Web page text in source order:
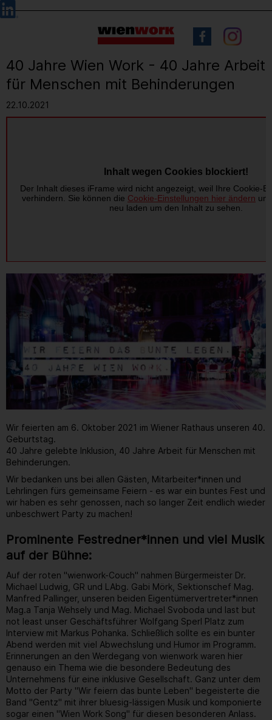
Barrierefreie
Bedienung
Sprachauswahl
40 Jahre Wien Work - 40 Jahre Arbeit
für Menschen mit Behinderungen
22.10.2021
Wir feierten am 6. Oktober 2021 im Wiener Rathaus unseren 40.
Geburtstag.
40 Jahre gelebte Inklusion, 40 Jahre Arbeit für Menschen mit
Behinderungen.
Wir bedanken uns bei allen Gästen, Mitarbeiter*innen und
Lehrlingen fürs gemeinsame Feiern - es war ein buntes Fest und
wir haben es sehr genossen, nach so langer Zeit endlich wieder
unbeschwert Party zu machen!
Prominente Festredner*innen und viel Musik
auf der Bühne:
Auf der roten "wienwork-Couch" nahmen Bürgermeister Dr.
Michael Ludwig, GR und LAbg. Gabi Mörk, Sektionschef Mag.
Manfred Pallinger, unseren beiden Eigentümervertreter*innen
Mag.a Tanja Wehsely und Mag. Michael Svoboda und last but
not least unser Geschäftsführer Wolfgang Sperl Platz zum
Interview mit Markus Pohanka. Schließlich sollte es ein bunter
Abend werden mit viel Abwechslung und Humor im Programm.
Erinnerungen an den Werdegang von wienwork waren hier
genauso ein Thema wie die besondere Bedeutung des
Unternehmens für eine inklusive Gesellschaft. Ganz unter dem
Motto der Party "Wir feiern das bunte Leben" begeisterte die
Band "Gentz" mit ihrer bluesig-lässigen Musik und komponierte
sogar einen "Wien Work Song" für diesen besonderen Anlass.